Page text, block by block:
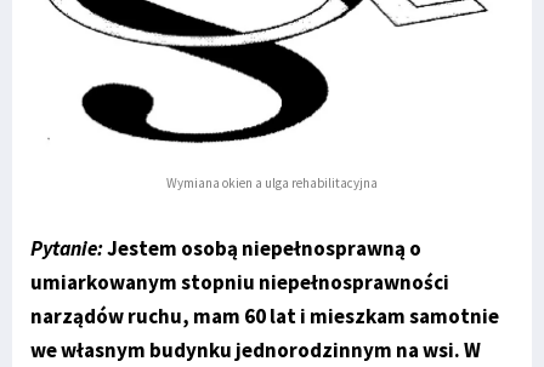
Wymiana okien a ulga rehabilitacyjna
Pytanie:Jestem osobą niepełnosprawną o
umiarkowanym stopniu niepełnosprawności
narządów ruchu, mam 60 lat i mieszkam samotnie
we własnym budynku jednorodzinnym na wsi. W